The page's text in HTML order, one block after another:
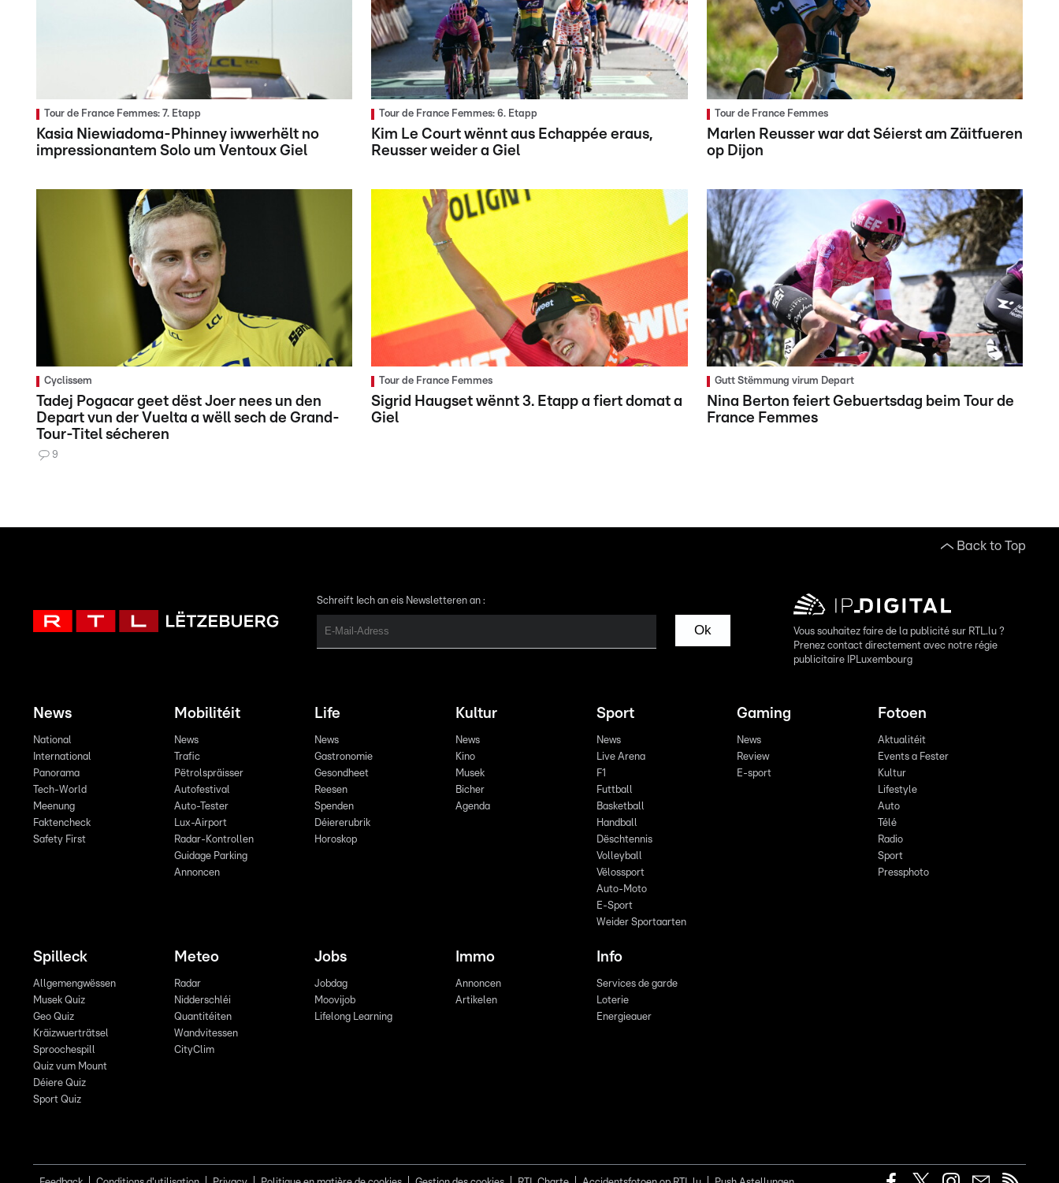
Tour de France Femmes: 7. Etapp
Kasia Niewiadoma-Phinney iwwerhëlt no
impressionantem Solo um Ventoux Giel
Tour de France Femmes: 6. Etapp
Kim Le Court wënnt aus Echappée eraus,
Reusser weider a Giel
Tour de France Femmes
Marlen Reusser war dat Séierst am Zäitfueren
op Dijon
Cyclissem
Tadej Pogacar geet dëst Joer nees un den
Depart vun der Vuelta a wëll sech de Grand-
Tour-Titel sécheren
9
Tour de France Femmes
Sigrid Haugset wënnt 3. Etapp a fiert domat a
Giel
Gutt Stëmmung virum Depart
Nina Berton feiert Gebuertsdag beim Tour de
France Femmes
Back to Top
Schreift Iech an eis Newsletteren an :
Ok
Vous souhaitez faire de la publicité sur RTL.lu ?
Prenez contact directement avec notre régie
publicitaire IPLuxembourg
News
National
International
Panorama
Tech-World
Meenung
Faktencheck
Safety First
Mobilitéit
News
Trafic
Pëtrolspräisser
Autofestival
Auto-Tester
Lux-Airport
Radar-Kontrollen
Guidage Parking
Annoncen
Life
News
Gastronomie
Gesondheet
Reesen
Spenden
Déiererubrik
Horoskop
Kultur
News
Kino
Musek
Bicher
Agenda
Sport
News
Live Arena
F1
Futtball
Basketball
Handball
Dëschtennis
Volleyball
Vëlossport
Auto-Moto
E-Sport
Weider Sportaarten
Gaming
News
Review
E-sport
Fotoen
Aktualitéit
Events a Fester
Kultur
Lifestyle
Auto
Télé
Radio
Sport
Pressphoto
Spilleck
Allgemengwëssen
Musek Quiz
Geo Quiz
Kräizwuerträtsel
Sproochespill
Quiz vum Mount
Déiere Quiz
Sport Quiz
Meteo
Radar
Nidderschléi
Quantitéiten
Wandvitessen
CityClim
Jobs
Jobdag
Moovijob
Lifelong Learning
Immo
Annoncen
Artikelen
Info
Services de garde
Loterie
Energieauer